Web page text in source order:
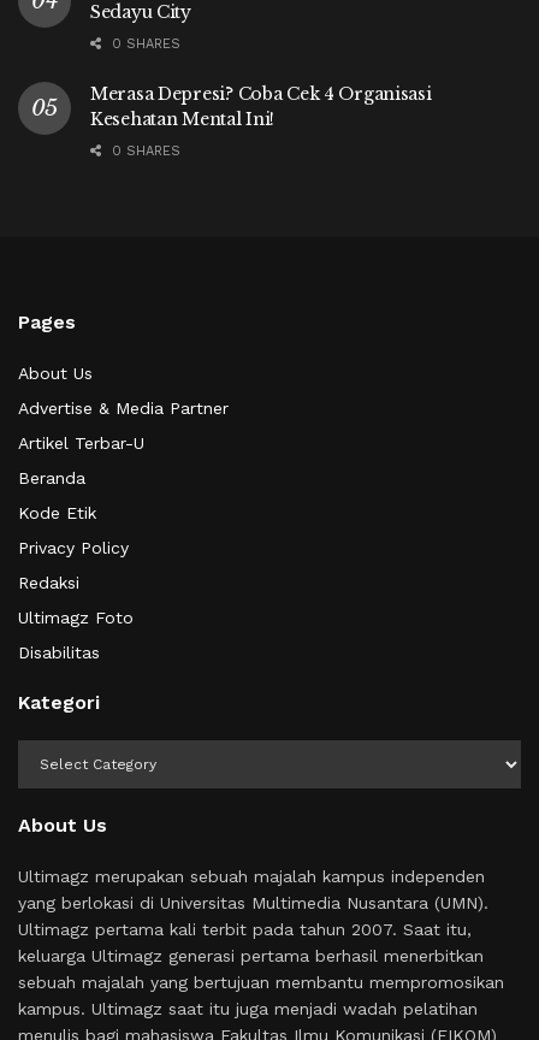
Sedayu City
0 SHARES
Merasa Depresi? Coba Cek 4 Organisasi
Kesehatan Mental Ini!
0 SHARES
Pages
About Us
Advertise & Media Partner
Artikel Terbar-U
Beranda
Kode Etik
Privacy Policy
Redaksi
Ultimagz Foto
Disabilitas
Kategori
About Us
Ultimagz merupakan sebuah majalah kampus independen
yang berlokasi di Universitas Multimedia Nusantara (UMN).
Ultimagz pertama kali terbit pada tahun 2007. Saat itu,
keluarga Ultimagz generasi pertama berhasil menerbitkan
sebuah majalah yang bertujuan membantu mempromosikan
kampus. Ultimagz saat itu juga menjadi wadah pelatihan
menulis bagi mahasiswa Fakultas Ilmu Komunikasi (FIKOM)